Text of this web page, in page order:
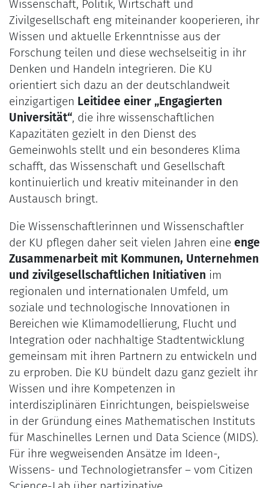
Wissenschaft, Politik, Wirtschaft und
Zivilgesellschaft eng miteinander kooperieren, ihr
Wissen und aktuelle Erkenntnisse aus der
Forschung teilen und diese wechselseitig in ihr
Denken und Handeln integrieren. Die KU
orientiert sich dazu an der deutschlandweit
einzigartigen Leitidee einer „Engagierten
Universität“, die ihre wissenschaftlichen
Kapazitäten gezielt in den Dienst des
Gemeinwohls stellt und ein besonderes Klima
schafft, das Wissenschaft und Gesellschaft
kontinuierlich und kreativ miteinander in den
Austausch bringt.
Die Wissenschaftlerinnen und Wissenschaftler
der KU pflegen daher seit vielen Jahren eine enge
Zusammenarbeit mit Kommunen, Unternehmen
und zivilgesellschaftlichen Initiativen im
regionalen und internationalen Umfeld, um
soziale und technologische Innovationen in
Bereichen wie Klimamodellierung, Flucht und
Integration oder nachhaltige Stadtentwicklung
gemeinsam mit ihren Partnern zu entwickeln und
zu erproben. Die KU bündelt dazu ganz gezielt ihr
Wissen und ihre Kompetenzen in
interdisziplinären Einrichtungen, beispielsweise
in der Gründung eines Mathematischen Instituts
für Maschinelles Lernen und Data Science (MIDS).
Für ihre wegweisenden Ansätze im Ideen-,
Wissens- und Technologietransfer – vom Citizen